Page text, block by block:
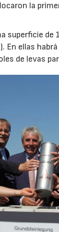
la
superficie de
En ellas
de levas